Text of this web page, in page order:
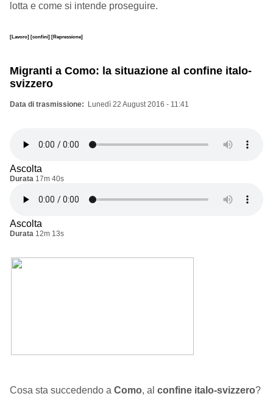
lotta e come si intende proseguire.
[Lavoro] [confini] [Repressione]
Migranti a Como: la situazione al confine italo-
svizzero
Data di trasmissione Lunedì 22 August 2016 - 11:41
Ascolta
Durata 17m 40s
Ascolta
Durata 12m 13s
Cosa sta succedendo a Como, al confine italo-svizzero?